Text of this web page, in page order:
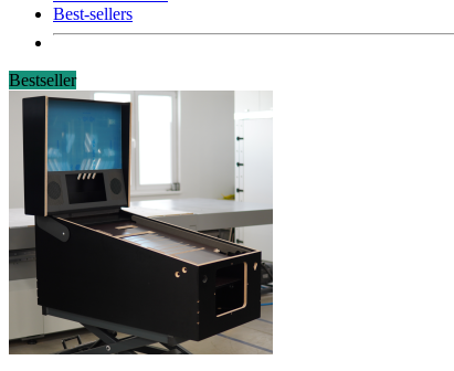
Best-sellers
Bestseller